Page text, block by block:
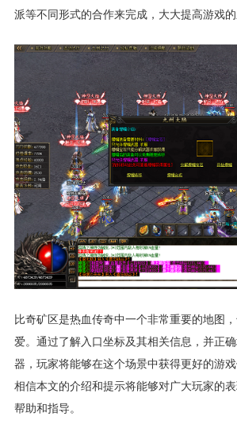
派等不同形式的合作来完成，大大提高游戏的
比奇矿区是热血传奇中一个非常重要的地图
爱。通过了解入口坐标及其相关信息，并正
器，玩家将能够在这个场景中获得更好的游
相信本文的介绍和提示将能够对广大玩家的
帮助和指导。